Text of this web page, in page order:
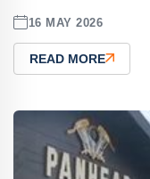
16 MAY 2026
READ MORE